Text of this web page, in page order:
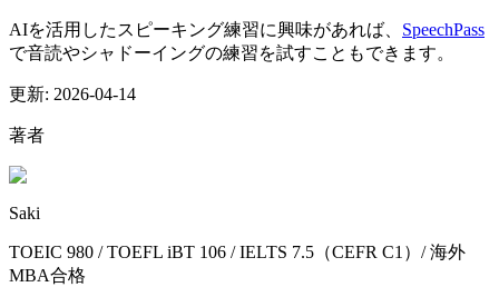
AIを活用したスピーキング練習に興味があれば、 SpeechPass
で音読やシャドーイングの練習を試すこともできます。
更新: 2026-04-14
著者
Saki
TOEIC 980 / TOEFL iBT 106 / IELTS 7.5（CEFR C1）/ 海外
MBA合格